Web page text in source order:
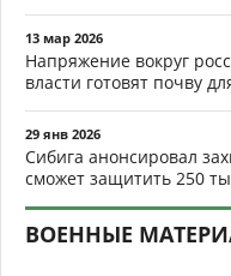
13 мар 2026
Напряжение вокруг
власти готовят почву
29 янв 2026
Сибига анонсировал
сможет защитить 250
ВОЕННЫЕ